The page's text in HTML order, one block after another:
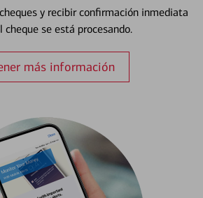
y recibir confirmación inmediata
cheque se está procesando.
más información